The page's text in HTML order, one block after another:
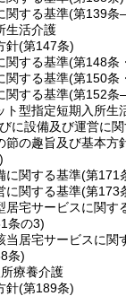
関する基準(第139条
生活介護
針(第147条)
関する基準(第148条
関する基準(第150条
関する基準(第152条
ト型指定短期入所生
に設備及び運営に
節の趣旨及び基本方
に関する基準(第171
に関する基準(第173
居宅サービスに関す
条の3)
当居宅サービスに関
条)
療養介護
針(第189条)